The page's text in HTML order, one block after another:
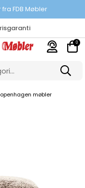
FDB Møbler
webshop
showroom
parkeringsforhold
0
møbler